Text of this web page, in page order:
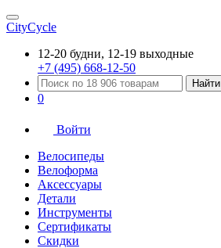
CityCycle
12-20 будни, 12-19 выходные
+7 (495) 668-12-50
Найти
0
Войти
Велосипеды
Велоформа
Аксессуары
Детали
Инструменты
Сертификаты
Скидки